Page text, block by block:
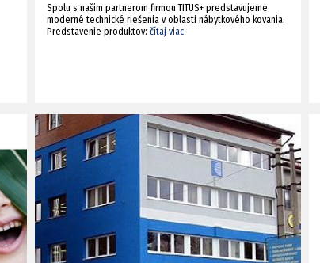
Spolu s našim partnerom firmou TITUS+ predstavujeme
moderné technické riešenia v oblasti nábytkového kovania.
Predstavenie produktov: čítaj viac